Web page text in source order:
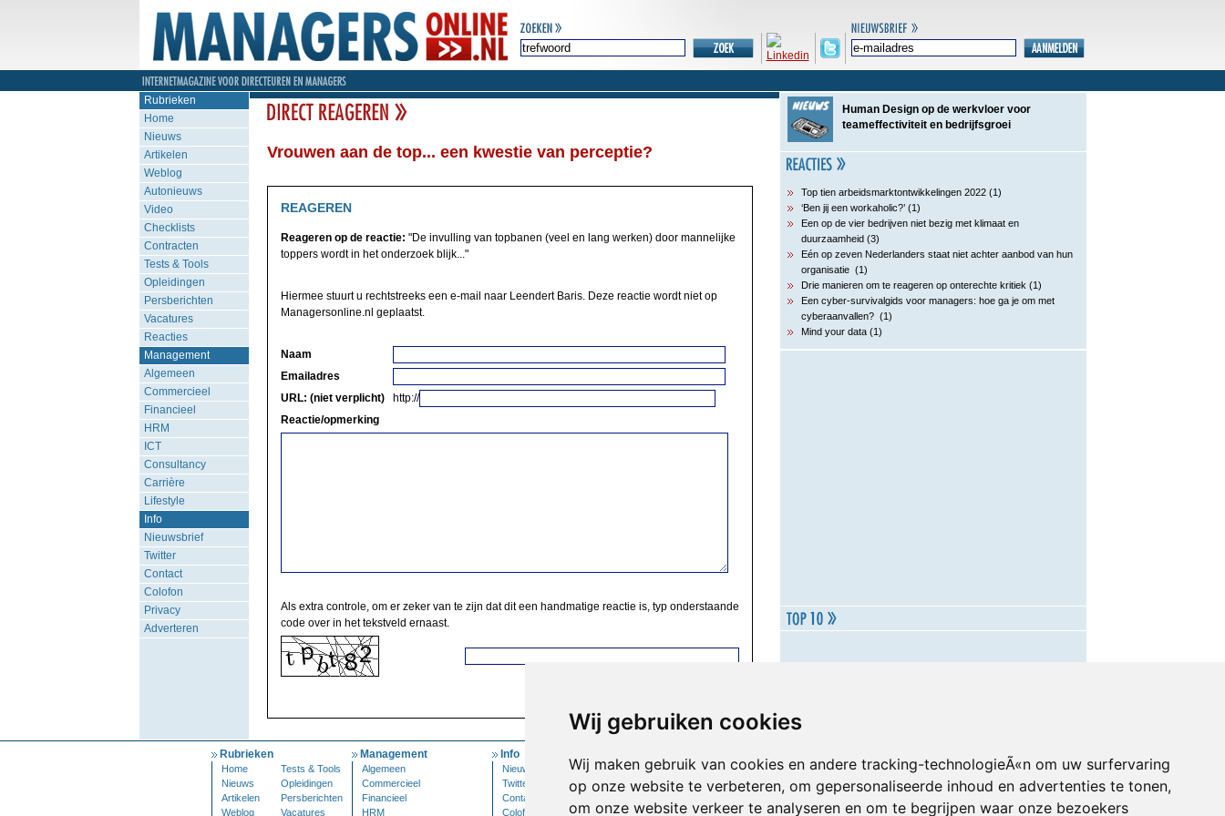
Wij gebruiken cookies
Wij maken gebruik van cookies en andere tracking-technologieÃ«n om uw surfervaring
op onze website te verbeteren, om gepersonaliseerde inhoud en advertenties te tonen,
om onze website verkeer te analyseren en om te begrijpen waar onze bezoekers
Rubrieken
Home
Nieuws
Artikelen
Weblog
Autonieuws
Video
Checklists
Contracten
Tests & Tools
Opleidingen
Persberichten
Vacatures
Reacties
Management
Algemeen
Commercieel
Financieel
HRM
ICT
Consultancy
Carrière
Lifestyle
Info
Nieuwsbrief
Twitter
Contact
Colofon
Privacy
Adverteren
Vrouwen aan de top... een kwestie van perceptie?
REAGEREN
Reageren op de reactie: "De invulling van topbanen (veel en lang werken) door mannelijke
toppers wordt in het onderzoek blijk..."
Hiermee stuurt u rechtstreeks een e-mail naar Leendert Baris. Deze reactie wordt niet op
Managersonline.nl geplaatst.
Naam
Emailadres
URL: (niet verplicht)
http://
Reactie/opmerking
Als extra controle, om er zeker van te zijn dat dit een handmatige reactie is, typ onderstaande
code over in het tekstveld ernaast.
Human Design op de werkvloer voor
teameffectiviteit en bedrijfsgroei
Top tien arbeidsmarktontwikkelingen 2022 (1)
‘Ben jij een workaholic?’ (1)
Een op de vier bedrijven niet bezig met klimaat en
duurzaamheid (3)
Eén op zeven Nederlanders staat niet achter aanbod van hun
organisatie (1)
Drie manieren om te reageren op onterechte kritiek (1)
Een cyber-survivalgids voor managers: hoe ga je om met
cyberaanvallen? (1)
Mind your data (1)
Rubrieken
Home
Tests & Tools
Nieuws
Opleidingen
Artikelen
Persberichten
Weblog
Vacatures
Management
Algemeen
Commercieel
Financieel
HRM
Info
Nieuwsbrief
Twitter
Contact
Colofon
Inloggen